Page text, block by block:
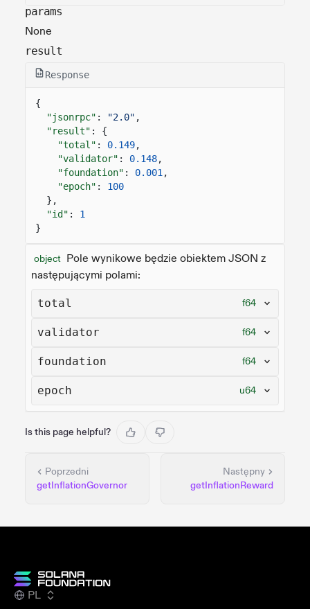
params
None
result
Response
{
"jsonrpc" : "2.0" ,
"result" : {
"total" : 0.149,
"validator" : 0.148,
"foundation" : 0.001 ,
"epoch" :
100
},
"id" :
1
}
object Pole wynikowe będzie obiektem JSON z
następującymi polami:
total f64
validator f64
foundation f64
epoch u64
Is this page helpful?
Poprzedni
getInflationGovernor
Następny
getInflationReward
PL